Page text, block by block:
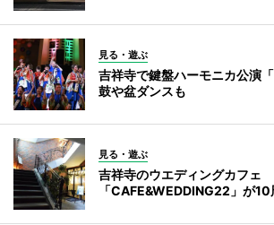
見る・遊ぶ
吉祥寺で鍵盤ハーモニカ公演
鼓や盆ダンスも
見る・遊ぶ
吉祥寺のウエディングカフェ
「CAFE&WEDDING22」が10